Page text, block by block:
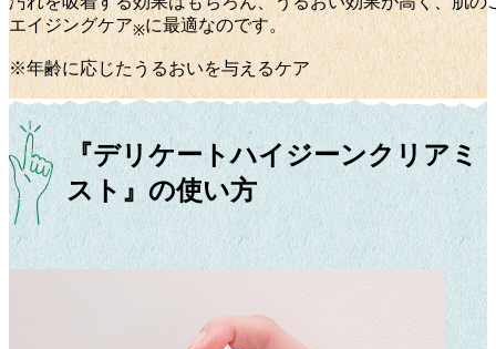
エイジングケア※に最適なのです。
※年齢に応じたうるおいを与えるケア
『デリケートハイジーンクリアミ
スト』の使い方